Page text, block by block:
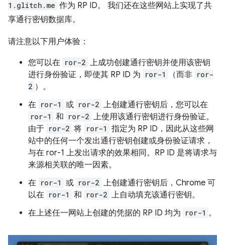
1.glitch.me 作为 RP ID。 我们还在这些网站上实现了共
享通行密钥数据库。
请注意以下用户体验：
您可以在 ror-2 上成功创建通行密钥并使用该密钥
进行身份验证，即使其 RP ID 为 ror-1 （而非 ror-
2 ）。
在 ror-1 或 ror-2 上创建通行密钥后，您可以在
ror-1 和 ror-2 上使用该通行密钥进行身份验证。
由于 ror-2 将 ror-1 指定为 RP ID，因此从这些网
站中的任何一个发出通行密钥创建或身份验证请求，
与在 ror-1 上发出请求的效果相同。RP ID 是将请求与
来源相关联的唯一因素。
在 ror-1 或 ror-2 上创建通行密钥后，Chrome 可
以在 ror-1 和 ror-2 上自动填充该通行密钥。
在上述任一网站上创建的凭据的 RP ID 均为 ror-1 。